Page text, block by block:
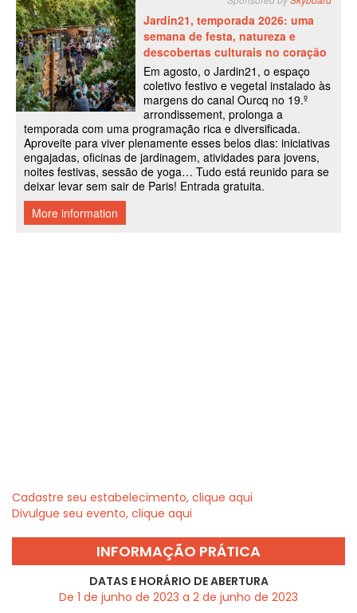
Cadastre seu estabelecimento, clique aqui
Divulgue seu evento, clique aqui
INFORMAÇÃO PRÁTICA
DATAS E HORÁRIO DE ABERTURA
De 1 de junho de 2023 a 2 de junho de 2023